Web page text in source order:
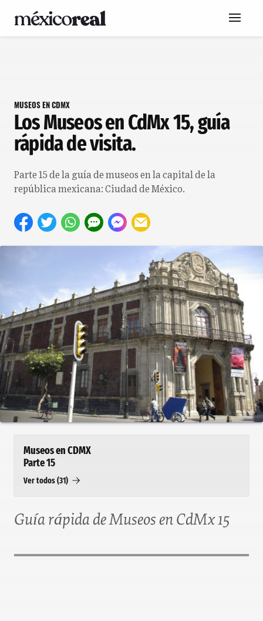
MUSEOS EN CDMX
Los Museos en CdMx 15, guía
rápida de visita.
Parte 15 de la guía de museos en la capital de la
república mexicana: Ciudad de México.
Museos en CDMX
Parte 15
Ver todos (31)
Guía rápida de Museos en CdMx 15